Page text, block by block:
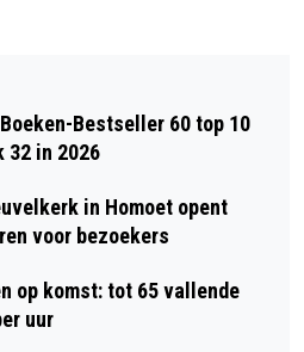
BATTALION
EN 101E
VAN THE
WEEKEND IN
Bestseller 60 top 10
32 in 2026
in Homoet opent
voor bezoekers
op komst: tot 65 vallende
uur